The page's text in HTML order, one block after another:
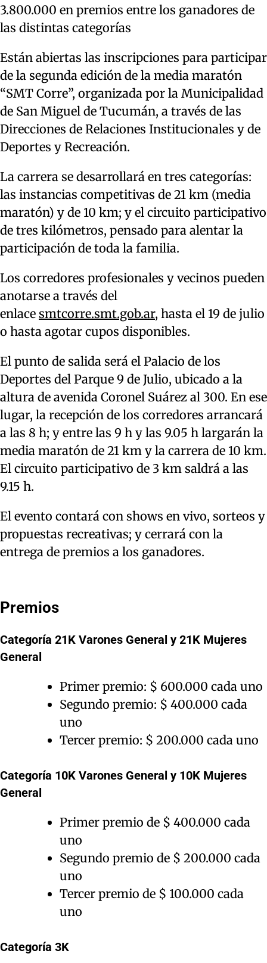
3.800.000 en premios entre los ganadores de
las distintas categorías
Están abiertas las inscripciones para participar
de la segunda edición de la media maratón
“SMT Corre”, organizada por la Municipalidad
de San Miguel de Tucumán, a través de las
Direcciones de Relaciones Institucionales y de
Deportes y Recreación.
La carrera se desarrollará en tres categorías:
las instancias competitivas de 21 km (media
maratón) y de 10 km; y el circuito participativo
de tres kilómetros, pensado para alentar la
participación de toda la familia.
Los corredores profesionales y vecinos pueden
anotarse a través del
enlace smtcorre.smt.gob.ar, hasta el 19 de julio
o hasta agotar cupos disponibles.
El punto de salida será el Palacio de los
Deportes del Parque 9 de Julio, ubicado a la
altura de avenida Coronel Suárez al 300. En ese
lugar, la recepción de los corredores arrancará
a las 8 h; y entre las 9 h y las 9.05 h largarán la
media maratón de 21 km y la carrera de 10 km.
El circuito participativo de 3 km saldrá a las
9.15 h.
El evento contará con shows en vivo, sorteos y
propuestas recreativas; y cerrará con la
entrega de premios a los ganadores.
Premios
Categoría 21K Varones General y 21K Mujeres
General
Primer premio: $ 600.000 cada uno
Segundo premio: $ 400.000 cada
uno
Tercer premio: $ 200.000 cada uno
Categoría 10K Varones General y 10K Mujeres
General
Primer premio de $ 400.000 cada
uno
Segundo premio de $ 200.000 cada
uno
Tercer premio de $ 100.000 cada
uno
Categoría 3K